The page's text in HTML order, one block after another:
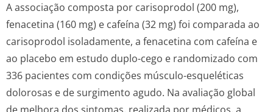
A associação composta por carisoprodol (200 mg),
fenacetina (160 mg) e cafeína (32 mg) foi comparada ao
carisoprodol isoladamente, a fenacetina com cafeína e
ao placebo em estudo duplo-cego e randomizado com
336 pacientes com condições músculo-esqueléticas
dolorosas e de surgimento agudo. Na avaliação global